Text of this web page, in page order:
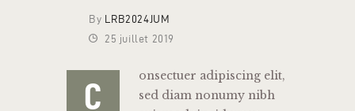
By LRB2024JUM
25 juillet 2019
C
onsectuer adipiscing elit,
sed diam nonumy nibh